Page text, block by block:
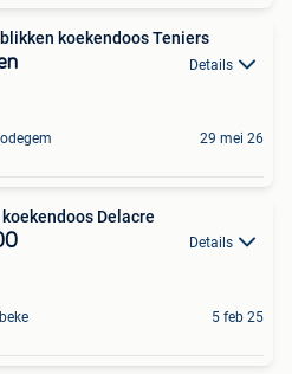
oude blikken koekendoos Teniers
Details
29 mei 26
Delacre
Details
5 feb 25